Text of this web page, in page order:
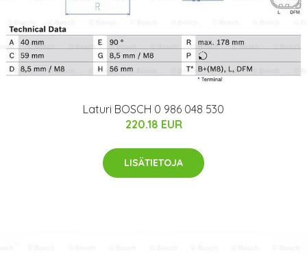
Laturi BOSCH 0 986 048 530
220.18 EUR
LISÄTIETOJA